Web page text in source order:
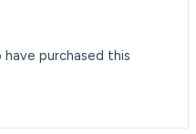
purchased this